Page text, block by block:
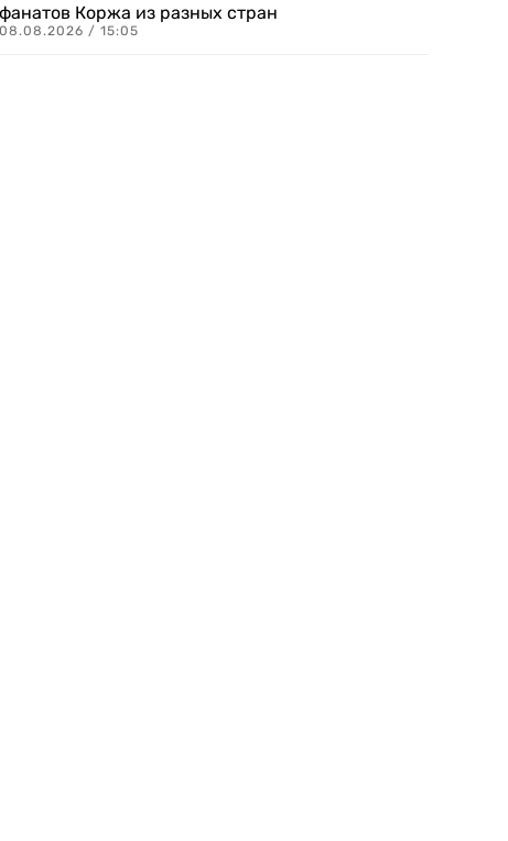
фанатов Коржа из разных стран
08.08.2026 / 15:05